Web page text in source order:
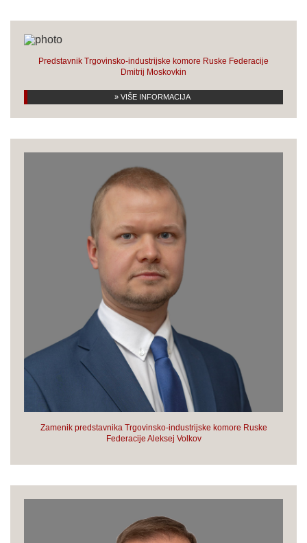
Predstavnik Trgovinsko-industrijske komore Ruske Federacije
Dmitrij Moskovkin
» VIŠE INFORMACIJA
Zamenik predstavnika Trgovinsko-industrijske komore Ruske
Federacije Aleksej Volkov